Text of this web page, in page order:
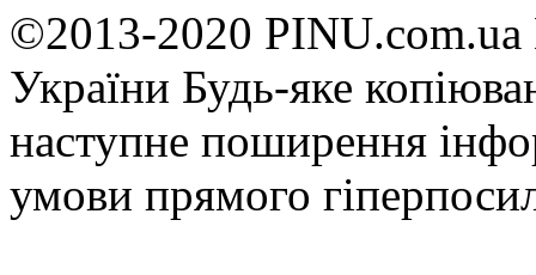
©2013-2020 PINU.com.ua
України Будь-яке
наступне поширення
умови прямого